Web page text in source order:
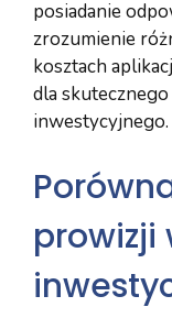
posiadanie
zrozumienie
kosztach
dla
inwestycyjnego.
prowizji